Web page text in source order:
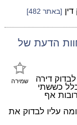
[באתר 482]
הדעת של
שמירה
דירה
כששתי
אף
עליו לבדוק את